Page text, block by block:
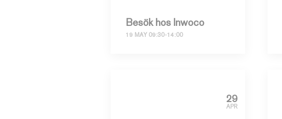
Besök hos Inwoco
19 MAY 09:30-14:00
29
APR